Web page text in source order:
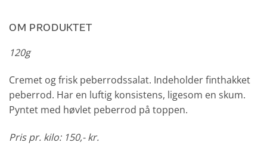
OM PRODUKTET
120g
Cremet og frisk peberrodssalat. Indeholder finthakket
peberrod. Har en luftig konsistens, ligesom en skum.
Pyntet med høvlet peberrod på toppen.
Pris pr. kilo: 150,- kr.